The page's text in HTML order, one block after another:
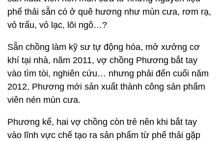
phế thải sẵn có ở quê hương như mùn cưa, rơm rạ,
vỏ trấu, vỏ lạc, lõi ngô…?
Sẵn chồng làm kỹ sư tự động hóa, mở xưởng cơ
khí tại nhà, năm 2011, vợ chồng Phương bắt tay
vào tìm tòi, nghiên cứu… nhưng phải đến cuối năm
2012, Phương mới sản xuất thành công sản phẩm
viên nén mùn cưa.
Phương kể, hai vợ chồng còn trẻ nên khi bắt tay
vào lĩnh vực chế tạo ra sản phẩm từ phế thải gặp